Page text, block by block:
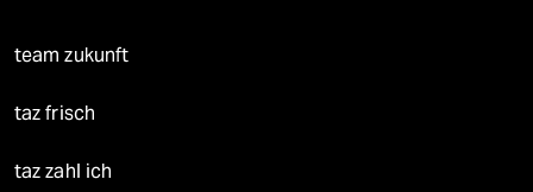
team zukunft
taz frisch
taz zahl ich